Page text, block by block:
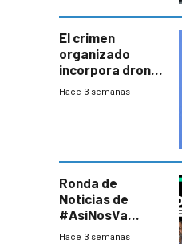
El crimen
organizado
incorpora drones
y abre un nuevo
Hace 3 semanas
Ronda de
Noticias de
#AsíNosVa
(20/7/26)
Hace 3 semanas